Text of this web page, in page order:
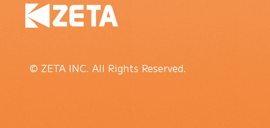
© ZETA INC. All Rights Reserved.